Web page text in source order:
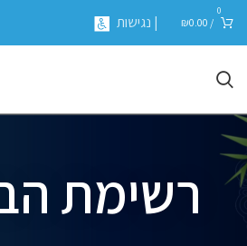
0
/
₪0.00 | נגישות
רשימת